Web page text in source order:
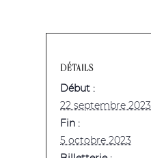
DÉTAILS
Début :
22 septembre 2023
Fin :
5 octobre 2023